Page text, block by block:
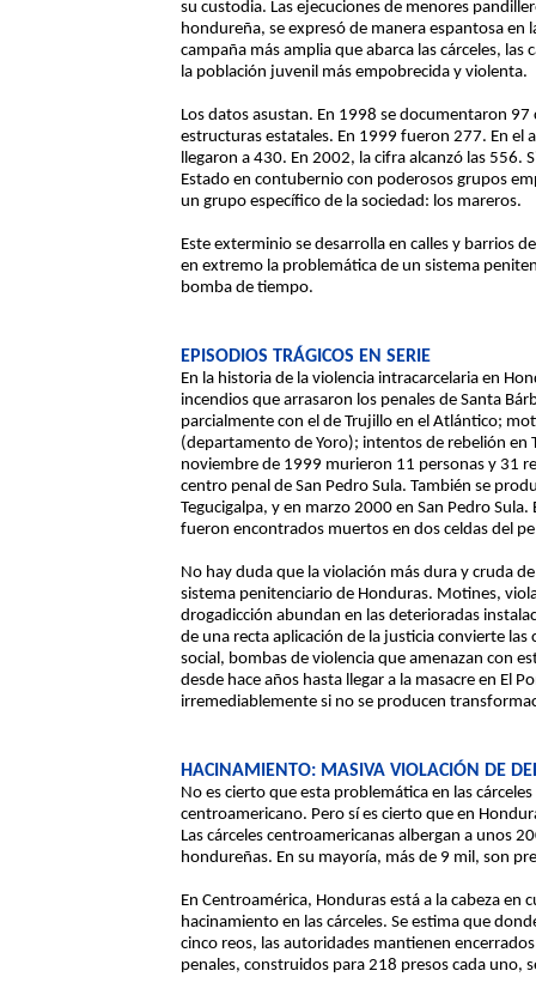
su custodia. Las ejecuciones de menores
hondureña, se expresó de manera espantosa en
campaña más amplia que abarca las cárceles,
la población juvenil más empobrecida y violenta.
Los datos asustan. En 1998 se documentaron
estructuras estatales. En 1999 fueron 277. En el
llegaron a 430. En 2002, la cifra alcanzó las 556.
Estado en contubernio con poderosos grupos
un grupo específico de la sociedad: los mareros.
Este exterminio se desarrolla en calles y barrios
en extremo la problemática de un sistema
bomba de tiempo.
EPISODIOS TRÁGICOS EN SERIE
En la historia de la violencia intracarcelaria en
incendios que arrasaron los penales de Santa
parcialmente con el de Trujillo en el Atlántico;
(departamento de Yoro); intentos de rebelión en
noviembre de 1999 murieron 11 personas y 31
centro penal de San Pedro Sula. También se
Tegucigalpa, y en marzo 2000 en San Pedro
fueron encontrados muertos en dos celdas del
No hay duda que la violación más dura y cruda
sistema penitenciario de Honduras. Motines,
drogadicción abundan en las deterioradas
de una recta aplicación de la justicia convierte
social, bombas de violencia que amenazan con
desde hace años hasta llegar a la masacre en El
irremediablemente si no se producen
HACINAMIENTO: MASIVA VIOLACIÓN DE
No es cierto que esta problemática en las
centroamericano. Pero sí es cierto que en
Las cárceles centroamericanas albergan a unos
hondureñas. En su mayoría, más de 9 mil, son
En Centroamérica, Honduras está a la cabeza en
hacinamiento en las cárceles. Se estima que
cinco reos, las autoridades mantienen
penales, construidos para 218 presos cada uno,